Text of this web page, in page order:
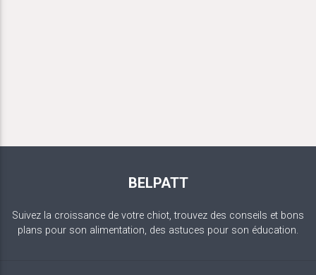
BELPATT
Suivez la croissance de votre chiot, trouvez des conseils et bons
plans pour son alimentation, des astuces pour son éducation.